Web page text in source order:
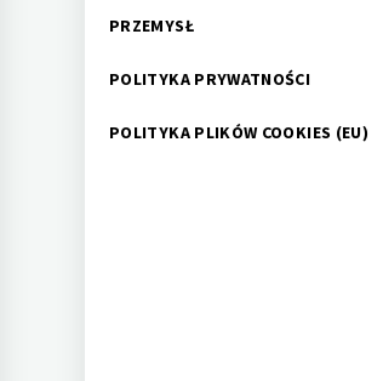
PRZEMYSŁ
POLITYKA PRYWATNOŚCI
POLITYKA PLIKÓW COOKIES (EU)